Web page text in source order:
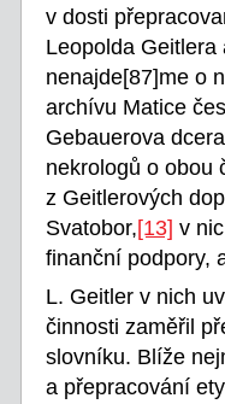
v dosti
Leopolda
nenajde[87]me o
archívu Matice
Gebauerova
nekrologů o obou
z Geitlerových
Svatobor,[13] v
finanční podpory,
L. Geitler v nich
činnosti zaměřil
slovníku. Blíže
a přepracování